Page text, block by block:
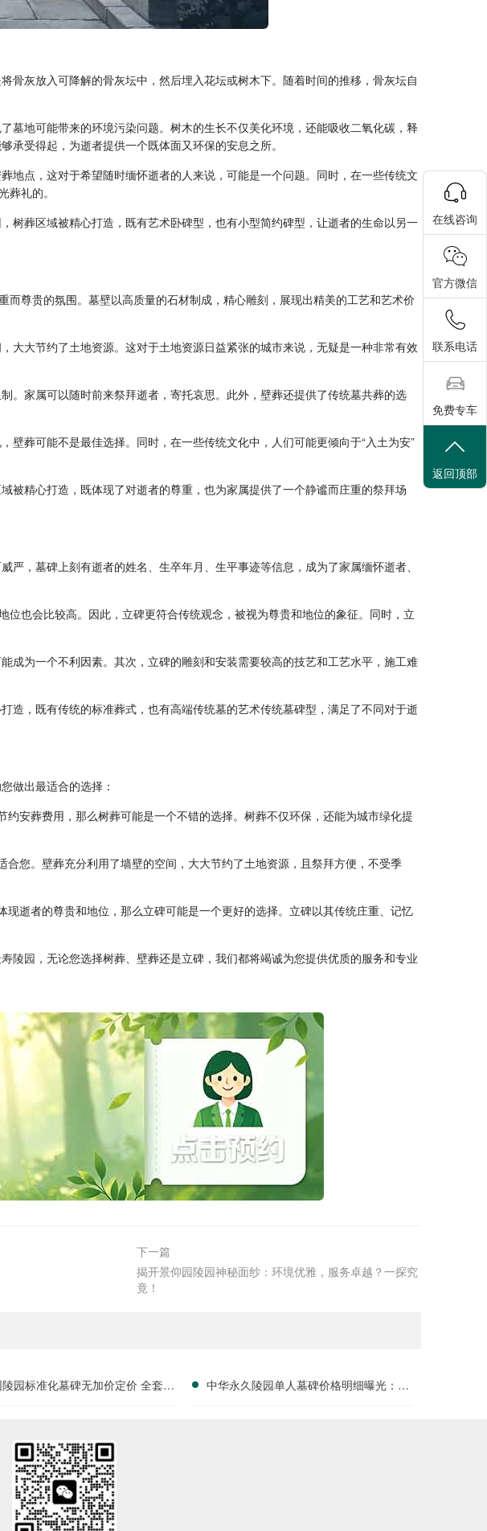
将骨灰放入可降解的骨灰坛中，然后埋入花坛或树木下。随着时间的推移，骨灰坛自
地可能带来的环境污染问题。树木的生长不仅美化环境，还能吸收二氧化碳，释
受得起，为逝者提供一个既体面又环保的安息之所。
点，这对于希望随时缅怀逝者的人来说，可能是一个问题。同时，在一些传统文
礼的。
，树葬区域被精心打造，既有艺术卧碑型，也有小型简约碑型，让逝者的生命以另一
而尊贵的氛围。墓壁以高质量的石材制成，精心雕刻，展现出精美的工艺和艺术价
大节约了土地资源。这对于土地资源日益紧张的城市来说，无疑是一种非常有效
。家属可以随时前来祭拜逝者，寄托哀思。此外，壁葬还提供了传统墓共葬的选
葬可能不是最佳选择。同时，在一些传统文化中，人们可能更倾向于“入土为安”
域被精心打造，既体现了对逝者的尊重，也为家属提供了一个静谧而庄重的祭拜场
严，墓碑上刻有逝者的姓名、生卒年月、生平事迹等信息，成为了家属缅怀逝者、
也会比较高。因此，立碑更符合传统观念，被视为尊贵和地位的象征。同时，立
成为一个不利因素。其次，立碑的雕刻和安装需要较高的技艺和工艺水平，施工难
打造，既有传统的标准葬式，也有高端传统墓的艺术传统墓碑型，满足了不同对于逝
做出最适合的选择：
安葬费用，那么树葬可能是一个不错的选择。树葬不仅环保，还能为城市绿化提
您。壁葬充分利用了墙壁的空间，大大节约了土地资源，且祭拜方便，不受季
逝者的尊贵和地位，那么立碑可能是一个更好的选择。立碑以其传统庄重、记忆
陵园 ，无论您选择树葬、壁葬还是立碑，我们都将竭诚为您提供优质的服务和专业
下一篇
揭开景仰园陵园神秘面纱：环境优雅，服务卓越？一探究
竟！
园标准化墓碑无加价定价 全套刻
中华永久陵园单人墓碑价格明细曝光：淡
在线咨询
官方微信
联系电话
免费专车
返回顶部